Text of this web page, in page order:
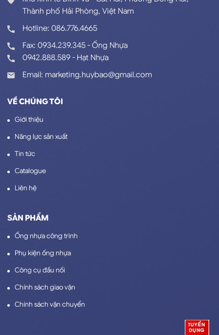
Thành phố Hải Phòng, Việt Nam
Hotline: 086.776.4665
Fax: 0934.239.345 - Ống Nhựa
0942.888.589 - Hạt Nhựa
Email: marketing.huybao@gmail.com
VỀ CHÚNG TÔI
Giới thiệu
Năng lực sản xuất
Tin tức
Catalogue
Liên hệ
SẢN PHẨM
Ống nhựa công trình
Phụ kiện ống nhựa
Công cụ đầu nối
Chính sách giao vận
Chính sách vận chuyển